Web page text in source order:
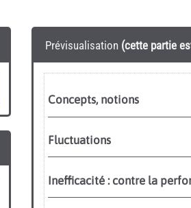
Prévisualisation (cette partie